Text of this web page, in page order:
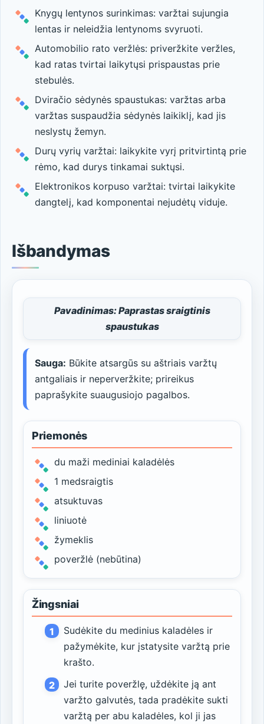
Knygų lentynos surinkimas: varžtai sujungia
lentas ir neleidžia lentynoms svyruoti.
Automobilio rato veržlės: priveržkite veržles,
kad ratas tvirtai laikytųsi prispaustas prie
stebulės.
Dviračio sėdynės spaustukas: varžtas arba
varžtas suspaudžia sėdynės laikiklį, kad jis
neslystų žemyn.
Durų vyrių varžtai: laikykite vyrį pritvirtintą prie
rėmo, kad durys tinkamai suktųsi.
Elektronikos korpuso varžtai: tvirtai laikykite
dangtelį, kad komponentai nejudėtų viduje.
Išbandymas
Pavadinimas: Paprastas sraigtinis
spaustukas
Sauga: Būkite atsargūs su aštriais varžtų
antgaliais ir neperveržkite; prireikus
paprašykite suaugusiojo pagalbos.
Priemonės
du maži mediniai kaladėlės
1 medsraigtis
atsuktuvas
liniuotė
žymeklis
poveržlė (nebūtina)
Žingsniai
Sudėkite du medinius kaladėles ir
pažymėkite, kur įstatysite varžtą prie
krašto.
Jei turite poveržlę, uždėkite ją ant
varžto galvutės, tada pradėkite sukti
varžtą per abu kaladėles, kol ji jas